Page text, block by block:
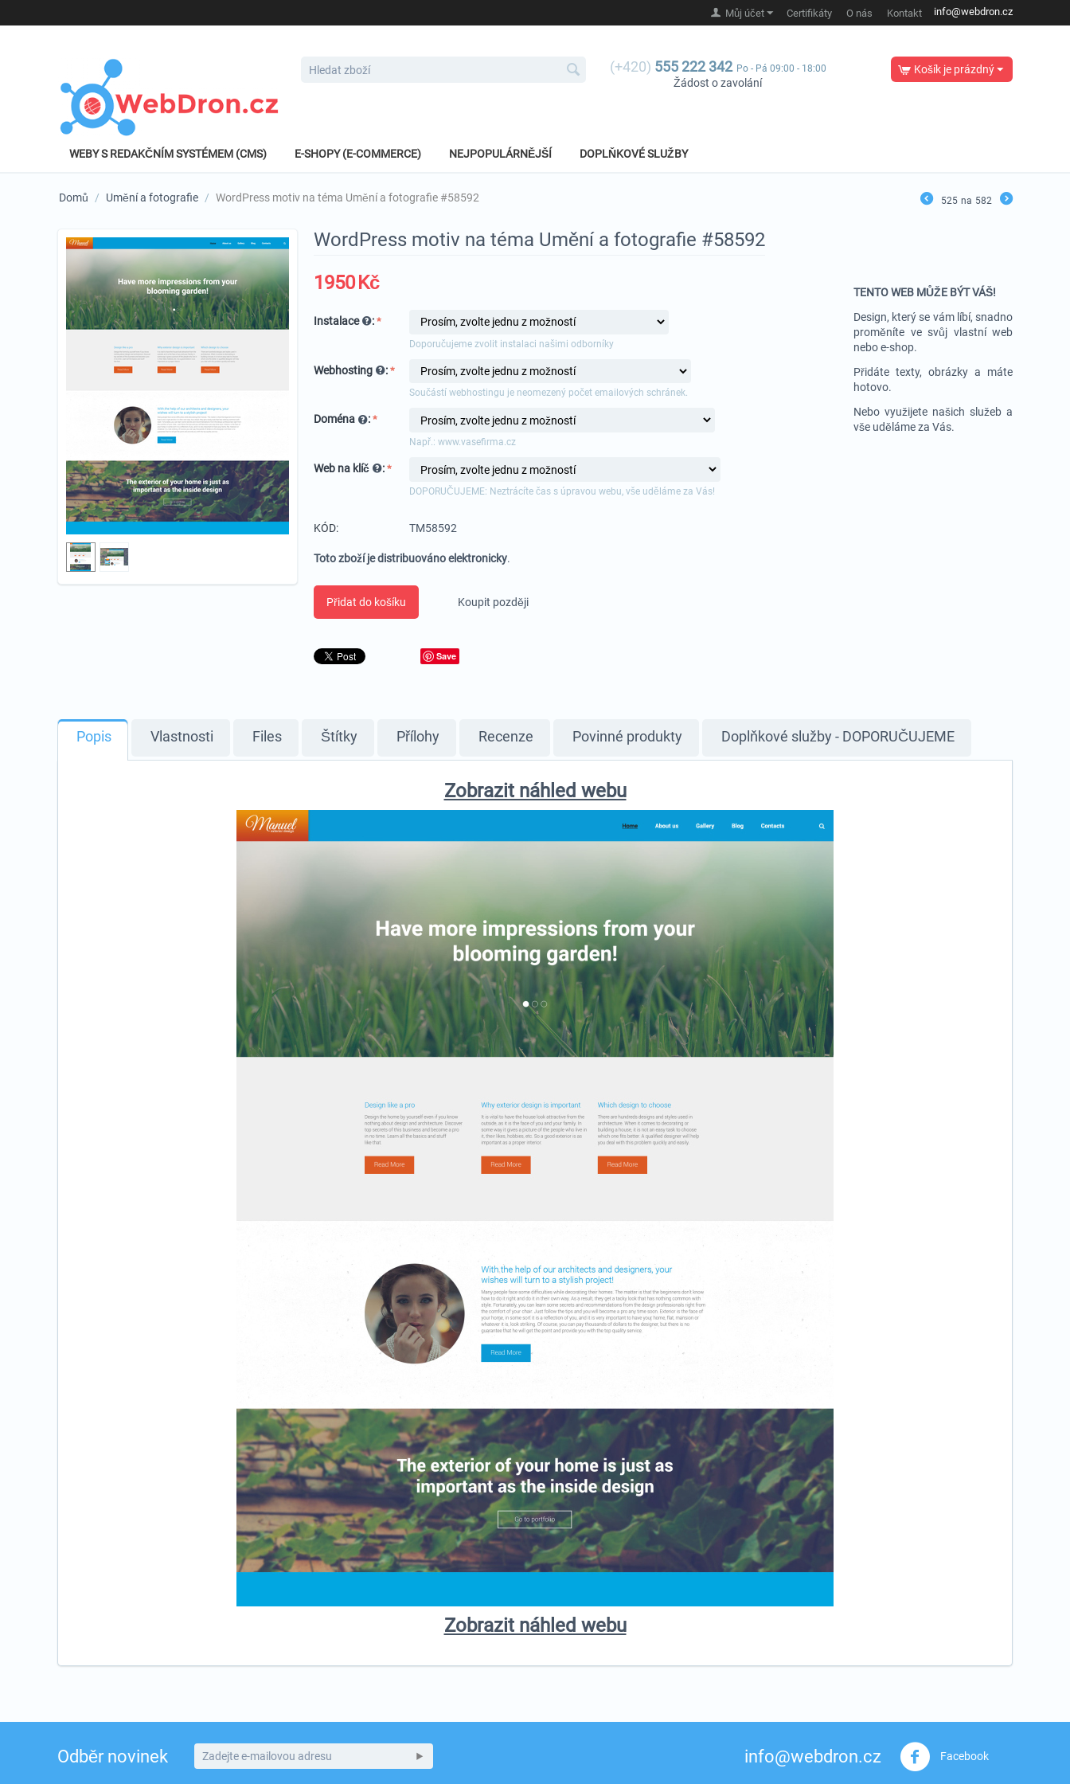
info@webdron.cz
Certifikáty O nás Kontakt
Můj účet
(+420) 555 222 342 Po - Pá 09:00 - 18:00
Žádost o zavolání
Košík je prázdný
WEBY S REDAKČNÍM SYSTÉMEM (CMS) E-SHOPY (E-COMMERCE) NEJPOPULÁRNĚJŠÍ DOPLŇKOVÉ SLUŽBY
Domů / Umění a fotografie / WordPress motiv na téma Umění a fotografie #58592 525 na 582
WordPress motiv na téma Umění a fotografie #58592
TENTO WEB MŮŽE BÝT VÁŠ!
Design, který se vám líbí, snadno
proměníte ve svůj vlastní web
nebo e-shop.
Přidáte texty, obrázky a máte
hotovo.
Nebo využijete našich služeb a
vše uděláme za Vás.
1950Kč
Instalace :
Doporučujeme zvolit instalaci našimi odborníky
Webhosting :
Součástí webhostingu je neomezený počet emailových schránek.
Doména :
Např.: www.vasefirma.cz
Web na klíč :
DOPORUČUJEME: Neztrácíte čas s úpravou webu, vše uděláme za Vás!
KÓD: TM58592
Toto zboží je distribuováno elektronicky.
Přidat do košíku Koupit později
Save
Popis Vlastnosti Files Štítky Přílohy Recenze Povinné produkty Doplňkové služby - DOPORUČUJEME
Zobrazit náhled webu
Zobrazit náhled webu
Odběr novinek info@webdron.cz Facebook